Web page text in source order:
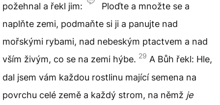
požehnal a řekl jim:
Ploďte a množte se a
naplňte zemi, podmaňte si ji a panujte nad
mořskými rybami, nad nebeským ptactvem a nad
vším živým, co se na zemi hýbe. 29 A Bůh řekl: Hle,
dal jsem vám každou rostlinu mající semena na
povrchu celé země a každý strom, na němž je